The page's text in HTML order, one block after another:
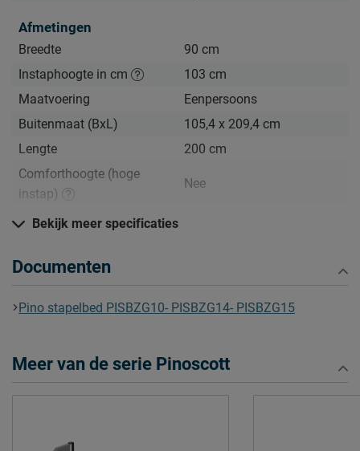
Afmetingen
Breedte
90 cm
Instaphoogte in cm
103 cm
Maatvoering
Eenpersoons
Buitenmaat (BxL)
105,4 x 209,4 cm
Lengte
200 cm
Comforthoogte (hoge
instap)
Nee
Hoogte hoofdbord
Kenmerken
Elektrisch verstelbare
Niet mogelijk
Uitvoering
matras
Kleur
natuur
Bekijk meer specificaties
Documenten
Pino stapelbed PISBZG10- PISBZG14- PISBZG15
Meer van de serie Pinoscott